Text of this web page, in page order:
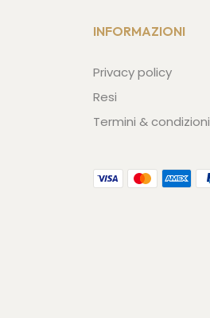
INFORMAZIONI
Privacy policy
Resi
Termini & condizioni